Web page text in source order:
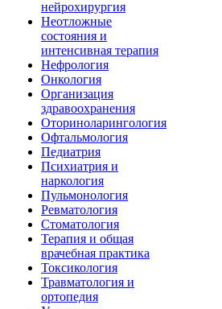
нейрохирургия
Неотложные
состояния и
интенсивная терапия
Нефрология
Онкология
Организация
здравоохранения
Оториноларингология
Офтальмология
Педиатрия
Психиатрия и
наркология
Пульмонология
Ревматология
Стоматология
Терапия и общая
врачебная практика
Токсикология
Травматология и
ортопедия